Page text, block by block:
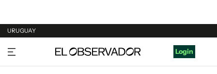
URUGUAY
URUGUAY
ARGENTINA
Login